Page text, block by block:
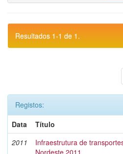
Resultados 1-1 de 1.
Registos:
Data
Título
2011
Infraestrutura de
Nordeste 2011